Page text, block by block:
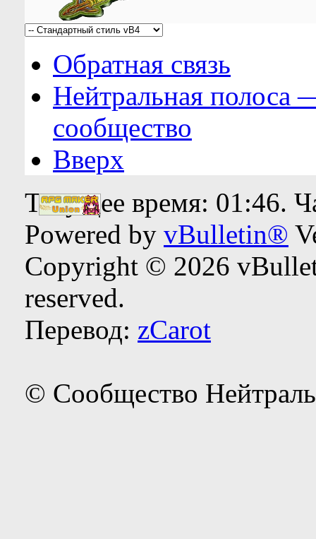
Обратная связь
Нейтральная полоса
сообщество
Вверх
Текущее время: 01:46.
Powered by vBulletin®
Copyright © 2026
reserved.
Перевод: zCarot
© Сообщество